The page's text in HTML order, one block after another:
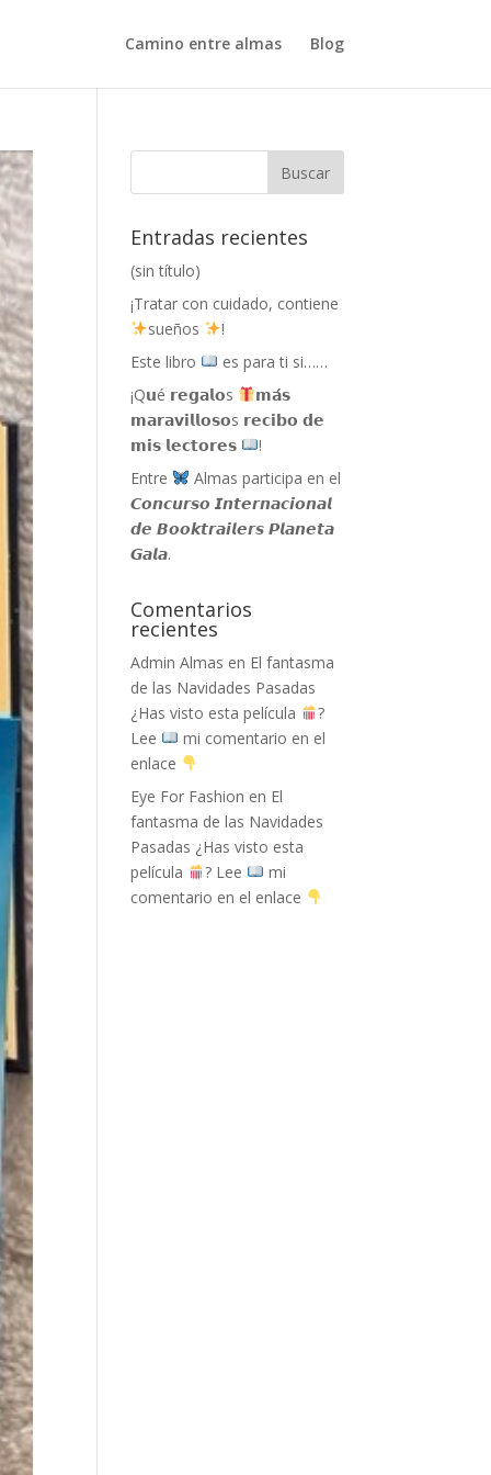
Camino entre almas Blog
Entradas recientes
(sin título)
¡Tratar con cuidado, contiene
sueños
!
Este libro
es para ti si……
¡Q𝘂é 𝗿𝗲𝗴𝗮𝗹𝗼s
𝗺𝗮́𝘀
𝗺𝗮𝗿𝗮𝘃𝗶𝗹𝗹𝗼𝘀𝗼s 𝗿𝗲𝗰𝗶𝗯𝗼 𝗱𝗲
𝗺𝗶𝘀 𝗹𝗲𝗰𝘁𝗼𝗿𝗲𝘀
!
Entre
Almas participa en el
𝘾𝙤𝙣𝙘𝙪𝙧𝙨𝙤 𝙄𝙣𝙩𝙚𝙧𝙣𝙖𝙘𝙞𝙤𝙣𝙖𝙡
𝙙𝙚 𝘽𝙤𝙤𝙠𝙩𝙧𝙖𝙞𝙡𝙚𝙧𝙨 𝙋𝙡𝙖𝙣𝙚𝙩𝙖
𝙂𝙖𝙡𝙖.
Comentarios
recientes
Admin Almas en El fantasma
de las Navidades Pasadas
¿Has visto esta película
?
Lee
mi comentario en el
enlace
Eye For Fashion en El
fantasma de las Navidades
Pasadas ¿Has visto esta
película
? Lee
mi
comentario en el enlace